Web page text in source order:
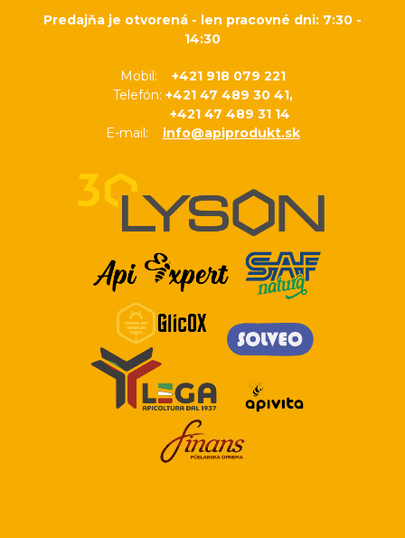
Predajňa je otvorená - len pracovné dni: 7:30 -
14:30
Mobil: +421 918 079 221
Telefón: +421 47 489 30 41,
+421 47 489 31 14
E-mail: info@apiprodukt.sk